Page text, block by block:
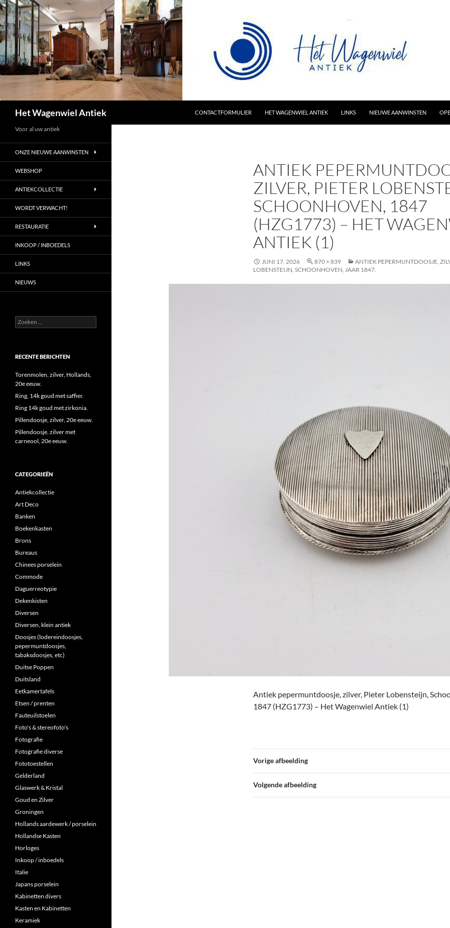
Het Wagenwiel Antiek
CONTACTFORMULIER
HET WAGENWIEL ANTIEK LINKS NIEUWE AANWINSTEN
ANTIEK
ZILVER, PIETER
SCHOONHOVEN, 1847
(HZG1773) – HET
ANTIEK (1)
JUNI 17, 2026 870 × 839
ANTIEK PEPERMUNTDOOSJE,
LOBENSTEIJN, SCHOONHOVEN, JAAR 1847.
Antiek pepermuntdoosje, zilver, Pieter Lobensteijn,
1847 (HZG1773) – Het Wagenwiel Antiek (1)
Vorige afbeelding
Volgende afbeelding
Voor al uw antiek
ONZE NIEUWE AANWINSTEN
WEBSHOP
ANTIEKCOLLECTIE
WORDT VERWACHT!
RESTAURATIE
INKOOP / INBOEDELS
LINKS
NIEUWS
Zoeken
naar:
RECENTE BERICHTEN
Torenmolen, zilver, Hollands,
20e eeuw.
Ring, 14k goud met saffier.
Ring 14k goud met zirkonia.
Pillendoosje, zilver, 20e eeuw.
Pillendoosje, zilver met
carneool, 20e eeuw.
CATEGORIEËN
Antiekcollectie
Art Deco
Banken
Boekenkasten
Brons
Bureaus
Chinees porselein
Commode
Daguerreotypie
Dekenkisten
Diversen
Diversen, klein antiek
Doosjes (lodereindoosjes,
pepermuntdoosjes,
tabaksdoosjes, etc)
Duitse Poppen
Duitsland
Eetkamertafels
Etsen / prenten
Fauteuilstoelen
Foto's & stereofoto's
Fotografie
Fotografie diverse
Fototoestellen
Gelderland
Glaswerk & Kristal
Goud en Zilver
Groningen
Hollands aardewerk / porselein
Hollandse Kasten
Horloges
Inkoop / inboedels
Italie
Japans porselein
Kabinetten divers
Kasten en Kabinetten
Keramiek